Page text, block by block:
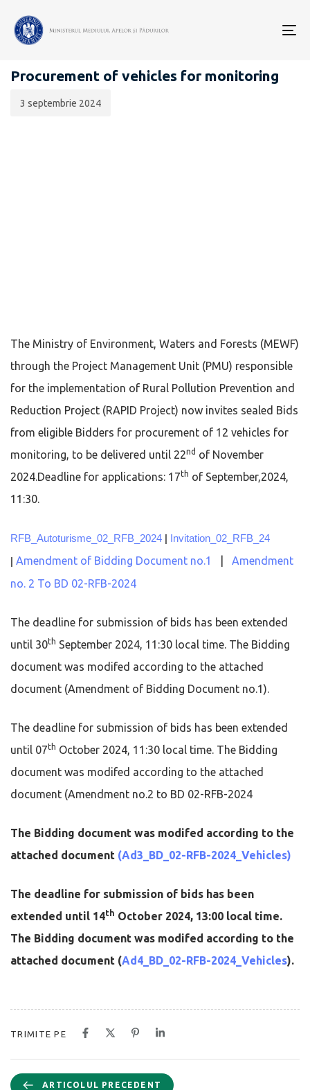
ANUNȚURI CONSULTĂRI PUBLICE
Procurement of vehicles for monitoring
publicării:
3 septembrie 2024
The Ministry of Environment, Waters and Forests (MEWF)
through the Project Management Unit (PMU) responsible
for the implementation of Rural Pollution Prevention and
Reduction Project (RAPID Project) now invites sealed Bids
from eligible Bidders for procurement of 12 vehicles for
monitoring, to be delivered until 22nd of November
2024.Deadline for applications: 17th of September,2024,
11:30.
RFB_Autoturisme_02_RFB_2024 Invitation_02_RFB_24
Amendment of Bidding Document no.1
Amendment
no. 2 To BD 02-RFB-2024
The deadline for submission of bids has been extended
until 30th September 2024, 11:30 local time. The Bidding
document was modifed according to the attached
document (Amendment of Bidding Document no.1).
The deadline for submission of bids has been extended
until 07th October 2024, 11:30 local time. The Bidding
document was modifed according to the attached
document (Amendment no.2 to BD 02-RFB-2024
The Bidding document was modifed according to the
attached document (Ad3_BD_02-RFB-2024_Vehicles)
The deadline for submission of bids has been
extended until 14th October 2024, 13:00 local time.
The Bidding document was modifed according to the
attached document (Ad4_BD_02-RFB-2024_Vehicles).
TRIMITE PE
ARTICOLUL PRECEDENT